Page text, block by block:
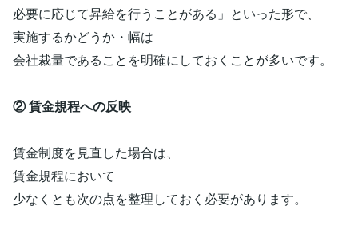
必要に応じて昇給を行うことがある」といった形で、
実施するかどうか・幅は
会社裁量であることを明確にしておくことが多いです。
② 賃金規程への反映
賃金制度を見直した場合は、
賃金規程において
少なくとも次の点を整理しておく必要があります。